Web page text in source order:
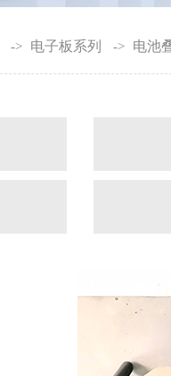
-> 电子板系列 -> 电池